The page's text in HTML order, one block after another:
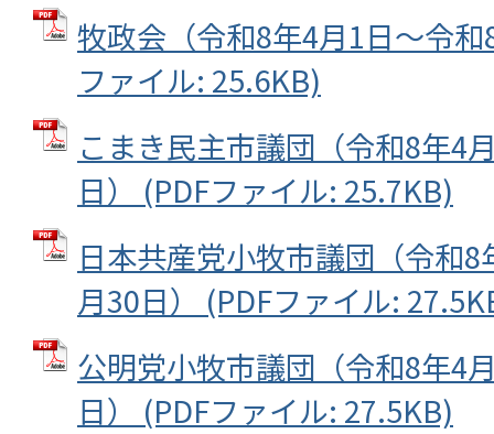
牧政会（令和8年4月1日～令
ファイル: 25.6KB)
こまき民主市議団（令和8年4
日） (PDFファイル: 25.7KB)
日本共産党小牧市議団（令和
月30日） (PDFファイル:
公明党小牧市議団（令和8年4
日） (PDFファイル: 27.5KB)